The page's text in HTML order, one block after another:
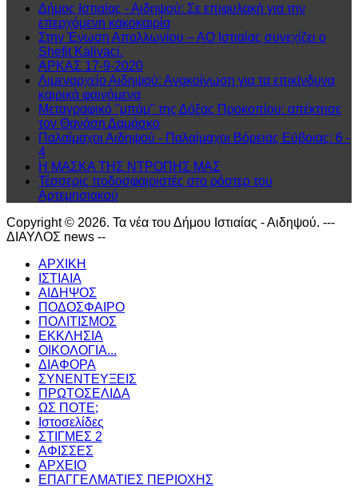
Δήμος Ιστιαίας - Αιδηψού: Σε επιφυλακή για την
επερχόμενη κακοκαιρία
Στην Ένωση Απολλωνίου – ΑΟ Ιστιαίας συνεχίζει ο
Shefit Kalivaci.
ΑΡΚΑΣ 17-9-2020
Λιμεναρχείο Αιδηψού: Ανακοίνωση για τα επικίνδυνα
καιρικά φαινόμενα
Μεταγραφικό "μπάμ" της Δόξας Προκοπίου: απέκτησε
τον Θανάση Δαμάσκο
Παλαίμαχοι Αιδηψού - Παλαίμαχοι Βόρειας Εύβοιας: 6 -
4
Η ΜΑΣΚΑ ΤΗΣ ΝΤΡΟΠΗΣ ΜΑΣ
Τέσσερις ποδοσφαιριστές στο ρόστερ του
Αρτεμησιακού
Copyright © 2026. Τα νέα του Δήμου Ιστιαίας - Αιδηψού. ---
ΔΙΑΥΛΟΣ news --
ΑΡΧΙΚΗ
ΙΣΤΙΑΙΑ
ΑΙΔΗΨΟΣ
ΠΟΔΟΣΦΑΙΡΟ
ΠΟΛΙΤΙΣΜΟΣ
ΕΚΚΛΗΣΙΑ
ΟΙΚΟΛΟΓΙΑ...
ΔΙΑΦΟΡΑ
ΣΥΝΕΝΤΕΥΞΕΙΣ
ΠΡΩΤΟΣΕΛΙΔΑ
ΩΣ ΠΟΤΕ;
Ιστοσελίδες
ΣΤΙΓΜΕΣ 2
ΑΦΙΣΣΕΣ
ΑΡΧΕΙΟ
ΕΠΑΓΓΕΛΜΑΤΙΕΣ ΠΕΡΙΟΧΗΣ